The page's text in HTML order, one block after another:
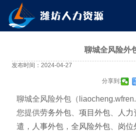
聊城全风险外
发布时间：2024-04-27
分享到:
聊城全风险外包（
您提供劳务外包 项目外包 人
遣 ， 人事外包 ， 全风险外包 岗位